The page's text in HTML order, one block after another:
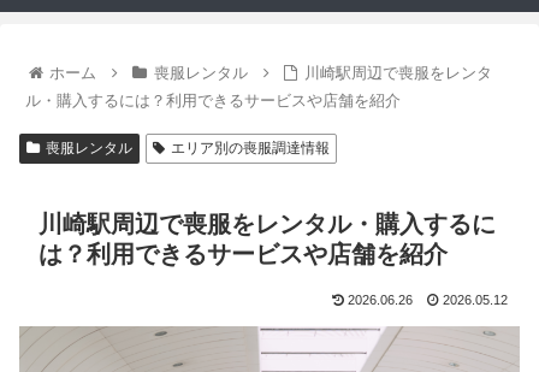
ホーム 喪服レンタル
川崎駅周辺で喪服をレンタ
ル・購入するには？利用できるサービスや店舗を紹介
喪服レンタル エリア別の喪服調達情報
川崎駅周辺で喪服をレンタル・購入するに
は？利用できるサービスや店舗を紹介
2026.06.26 2026.05.12